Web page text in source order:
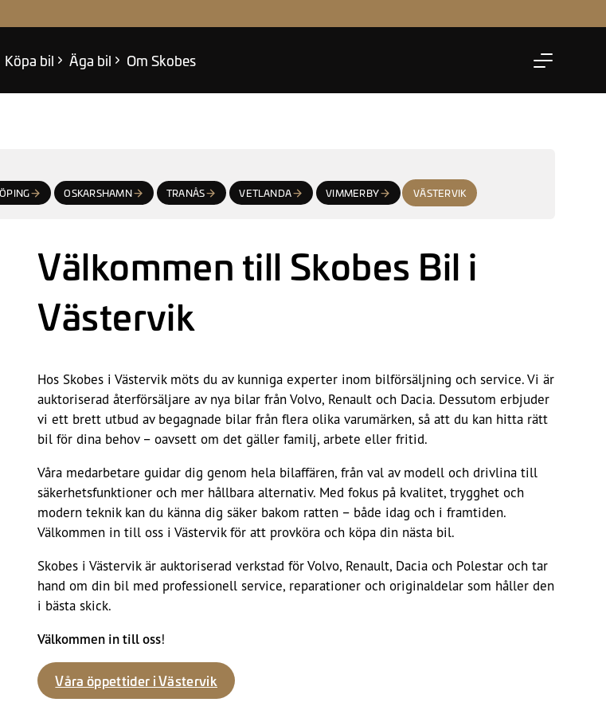
Köpa bil Äga bil Om Skobes
OSKARSHAMN TRANÅS VETLANDA VIMMERBY VÄSTERVIK
Välkommen till Skobes Bil i
Västervik
Hos Skobes i Västervik möts du av kunniga experter inom bilförsäljning och service. Vi är
auktoriserad återförsäljare av nya bilar från Volvo, Renault och Dacia. Dessutom erbjuder
vi ett brett utbud av begagnade bilar från flera olika varumärken, så att du kan hitta rätt
bil för dina behov – oavsett om det gäller familj, arbete eller fritid.
Våra medarbetare guidar dig genom hela bilaffären, från val av modell och drivlina till
säkerhetsfunktioner och mer hållbara alternativ. Med fokus på kvalitet, trygghet och
modern teknik kan du känna dig säker bakom ratten – både idag och i framtiden.
Välkommen in till oss i Västervik för att provköra och köpa din nästa bil.
Skobes i Västervik är auktoriserad verkstad för Volvo, Renault, Dacia och Polestar och tar
hand om din bil med professionell service, reparationer och originaldelar som håller den
i bästa skick.
Välkommen in till oss!
Våra öppettider i Västervik